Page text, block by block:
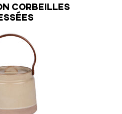
Collection